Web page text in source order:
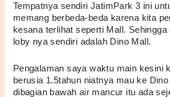
Tempatnya sendiri JatimPark 3 ini
memang berbeda-beda karena kita
kesana terlihat seperti Mall.
loby nya sendiri adalah Dino Mall.
Pengalaman saya waktu main kesini
berusia 1.5tahun niatnya mau ke
dibagian bawah air mancur itu ada